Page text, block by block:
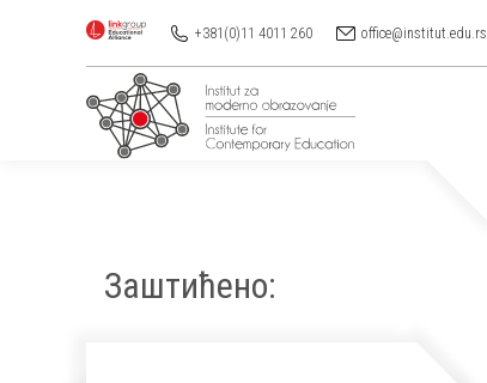
+381(0)11 4011 260 office@institut.edu.rs
Заштићено:
You are here: